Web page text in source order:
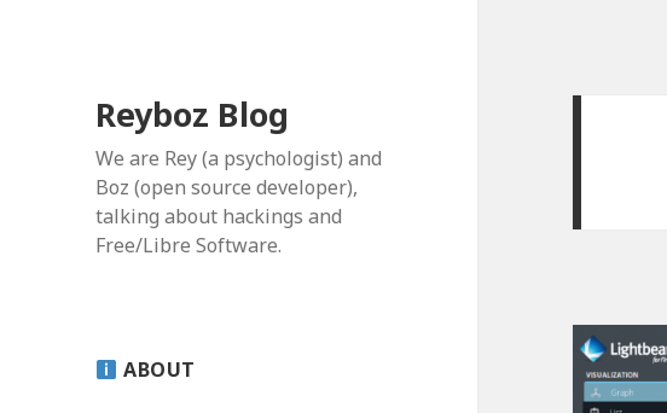
Reyboz Blog
We are Rey (a psychologist) and
Boz (open source developer),
talking about hackings and
Free/Libre Software.
ABOUT